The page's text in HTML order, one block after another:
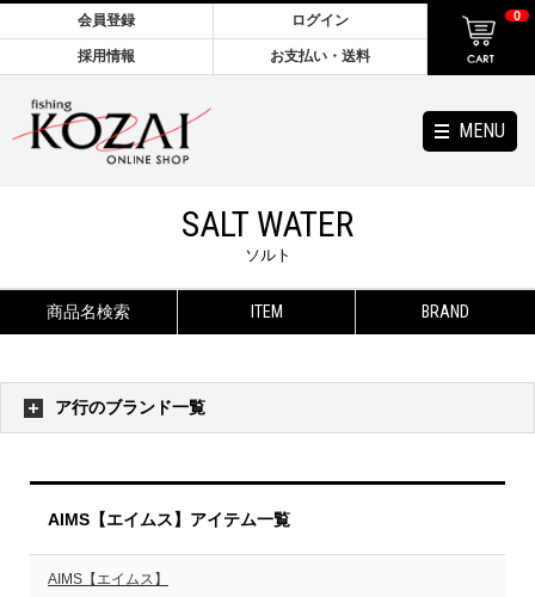
MENU
会員登録 ログイン
採用情報 お支払い・送料
0
SALT WATER
ソルト
商品名検索 ITEM BRAND
ア行のブランド一覧
AIMS【エイムス】アイテム一覧
AIMS【エイムス】